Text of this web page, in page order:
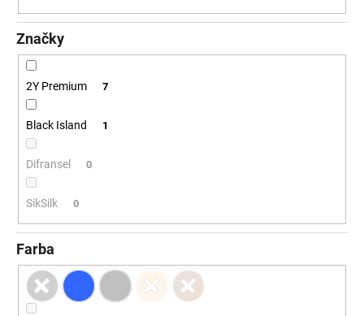
Značky
2Y Premium 7
Black Island 1
Difransel 0
SikSilk 0
Farba